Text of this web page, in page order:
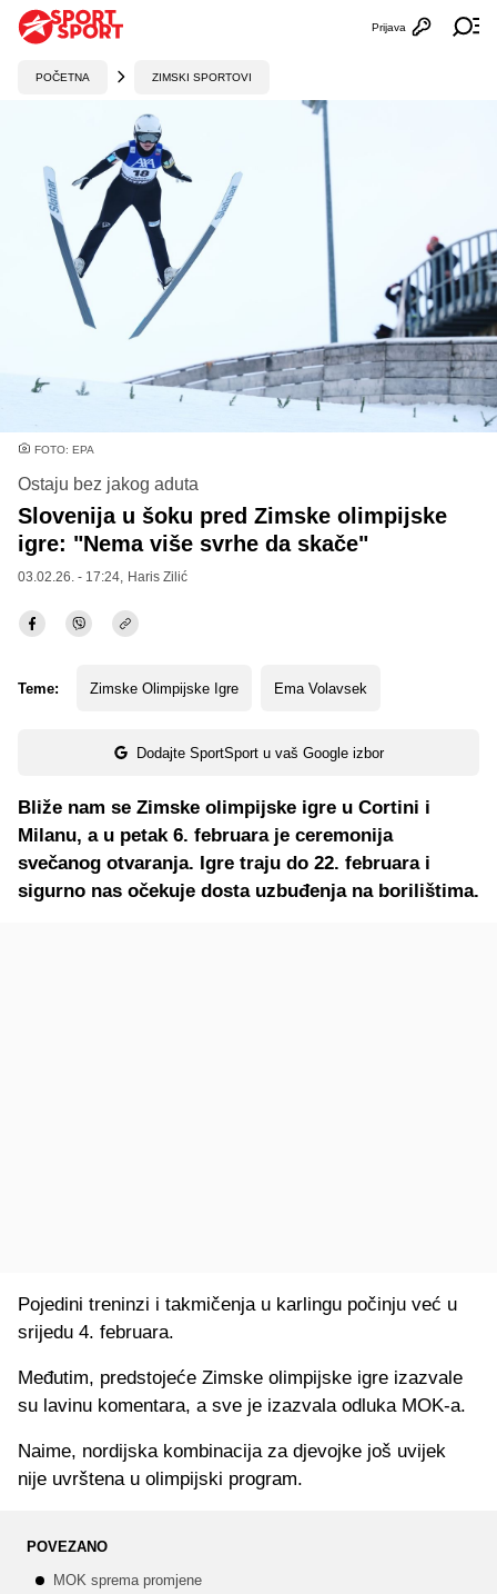
Otvori
Prijava
POČETNA ZIMSKI SPORTOVI
FOTO: EPA
Ostaju bez jakog aduta
Slovenija u šoku pred Zimske olimpijske
igre: "Nema više svrhe da skače"
03.02.26. - 17:24, Haris Zilić
Teme: Zimske Olimpijske Igre Ema Volavsek
Dodajte SportSport u vaš Google izbor
Bliže nam se Zimske olimpijske igre u Cortini i
Milanu, a u petak 6. februara je ceremonija
svečanog otvaranja. Igre traju do 22. februara i
sigurno nas očekuje dosta uzbuđenja na borilištima.
Pojedini treninzi i takmičenja u karlingu počinju već u
srijedu 4. februara.
Međutim, predstojeće Zimske olimpijske igre izazvale
su lavinu komentara, a sve je izazvala odluka MOK-a.
Naime, nordijska kombinacija za djevojke još uvijek
nije uvrštena u olimpijski program.
POVEZANO
MOK sprema promjene